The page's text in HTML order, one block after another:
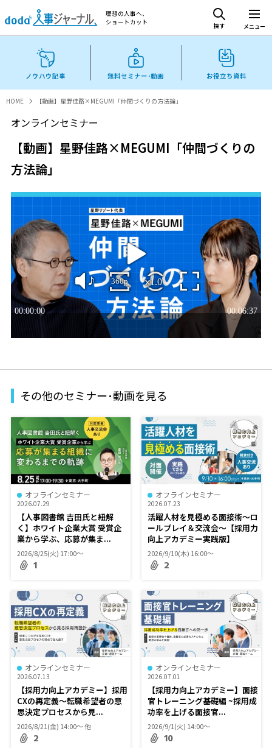
理想の人事へ、
ショートカット
探す メニュー
ノウハウ記事 無料セミナー･動画 お役立ち資料
HOME 【動画】星野佳路×MEGUMI「仲間づくりの方法論」
オンラインセミナー
【動画】星野佳路×MEGUMI「仲間づくりの
方法論」
その他のセミナー･動画を見る
オフラインセミナー
2026.07.29
【人事図書館 吉田氏と紐解
く】ホワイト企業大賞 受賞企
業から学ぶ、応募が集ま...
2026/8/25(火) 17:00〜
1
オフラインセミナー
2026.07.23
活躍人材を見極める面接術～ロ
ールプレイ＆交流会～【採用力
向上アカデミー実践版】
2026/9/10(木) 16:00〜
2
オンラインセミナー
2026.07.13
【採用力向上アカデミー】採用
CXの再定義～転職希望者の意
思決定プロセスから見...
2026/8/21(金) 14:00〜 他
2
オンラインセミナー
2026.07.01
【採用力向上アカデミー】面接
官トレーニング基礎編 ~採用成
功率を上げる面接官...
2026/9/1(火) 14:00〜
10